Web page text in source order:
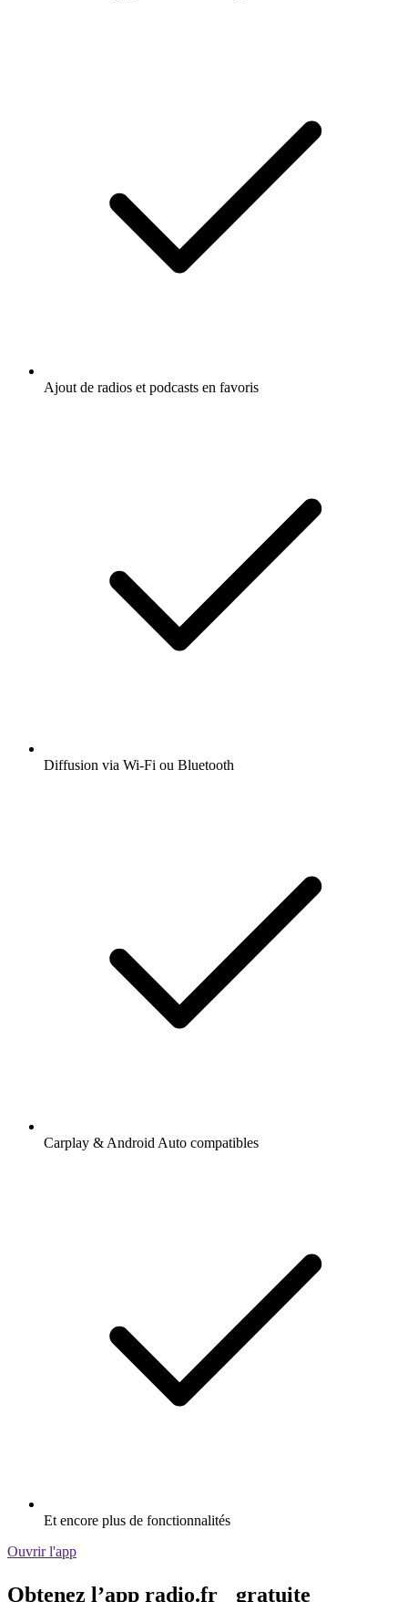
Ajout de radios et podcasts en favoris
Diffusion via Wi-Fi ou Bluetooth
Carplay & Android Auto compatibles
Et encore plus de fonctionnalités
Ouvrir l'app
Obtenez l’app radio.fr gratuite